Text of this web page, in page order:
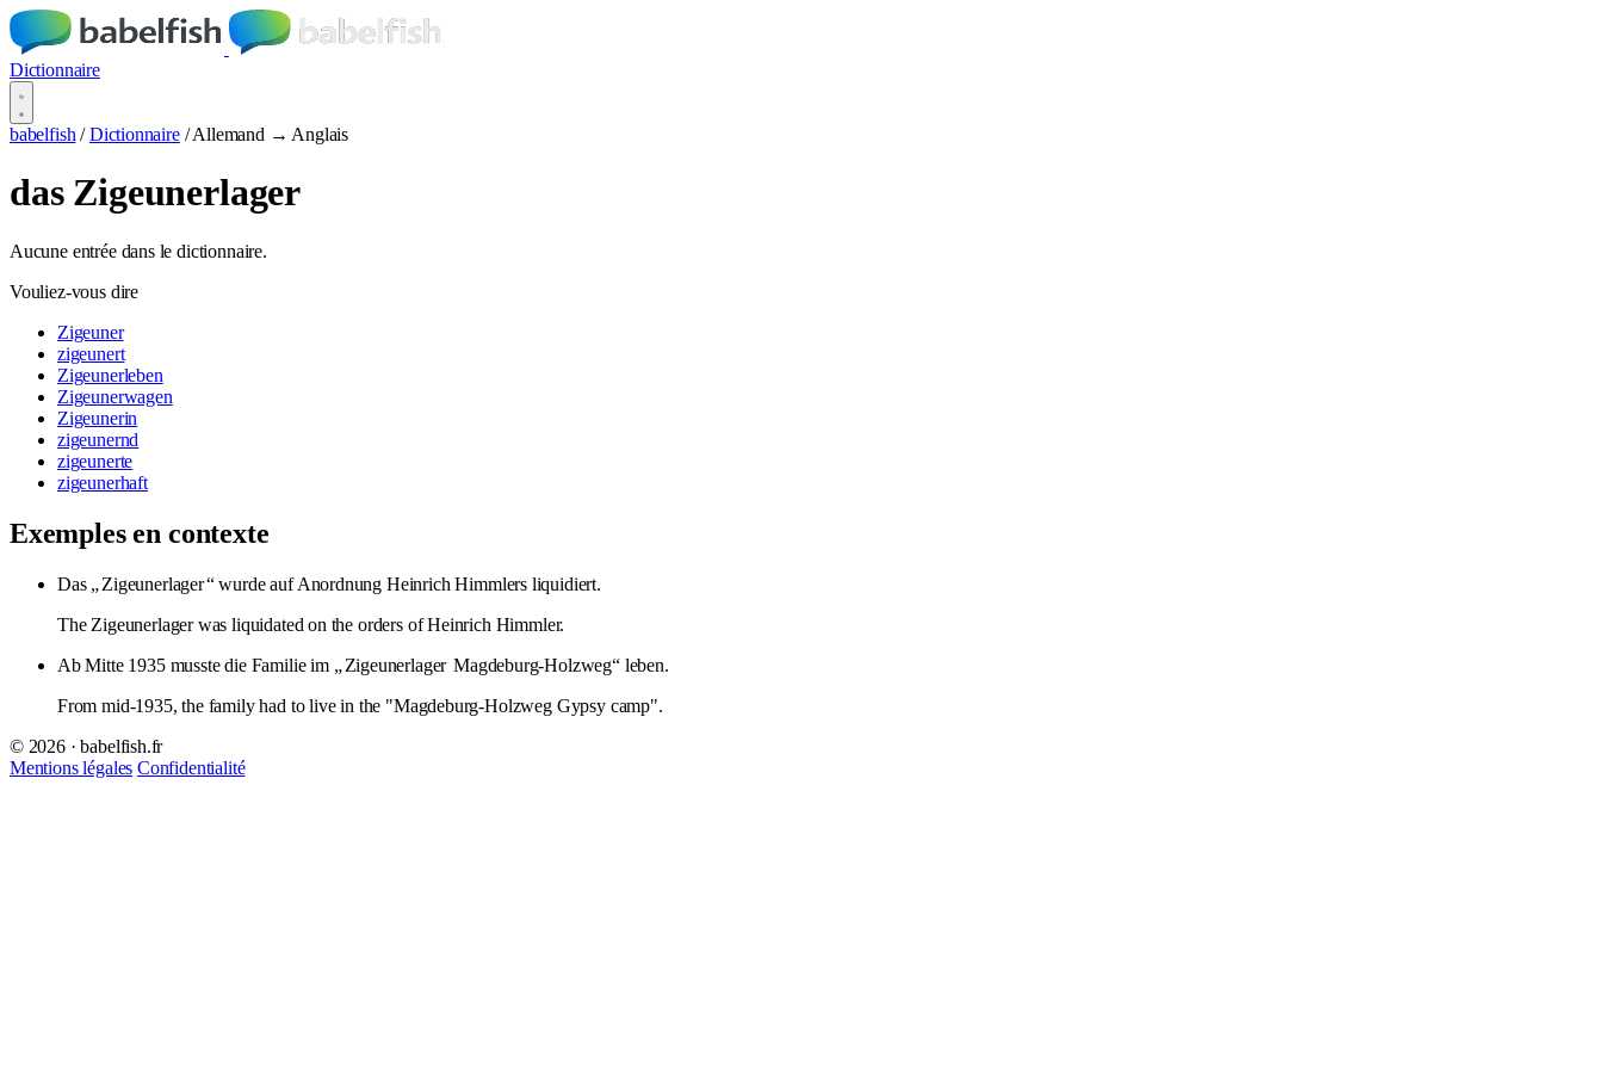
Dictionnaire
babelfish / Dictionnaire / Allemand → Anglais
das Zigeunerlager
Aucune entrée dans le dictionnaire.
Vouliez-vous dire
Zigeuner
zigeunert
Zigeunerleben
Zigeunerwagen
Zigeunerin
zigeunernd
zigeunerte
zigeunerhaft
Exemples en contexte
Das „Zigeunerlager“ wurde auf Anordnung Heinrich Himmlers liquidiert.
The Zigeunerlager was liquidated on the orders of Heinrich Himmler.
Ab Mitte 1935 musste die Familie im „ Zigeunerlager Magdeburg-Holzweg“ leben.
From mid-1935, the family had to live in the "Magdeburg-Holzweg Gypsy camp".
© 2026 · babelfish.fr
Mentions légales Confidentialité